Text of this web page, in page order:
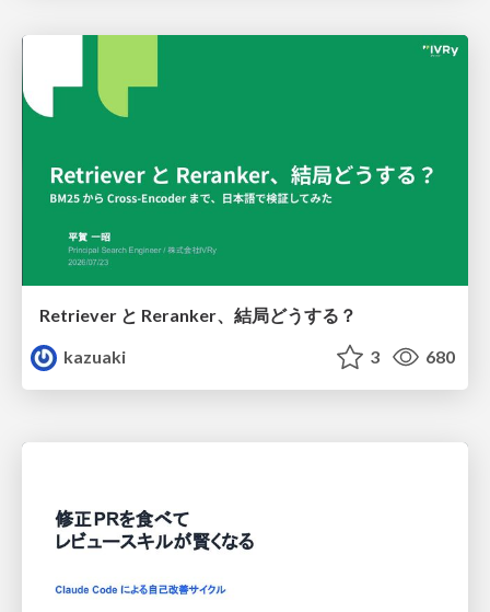
Retriever と Reranker、結局どうする？
kazuaki
3 680